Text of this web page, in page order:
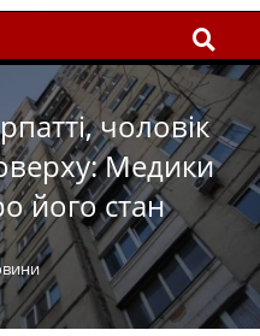
чоловік
Медики
його стан